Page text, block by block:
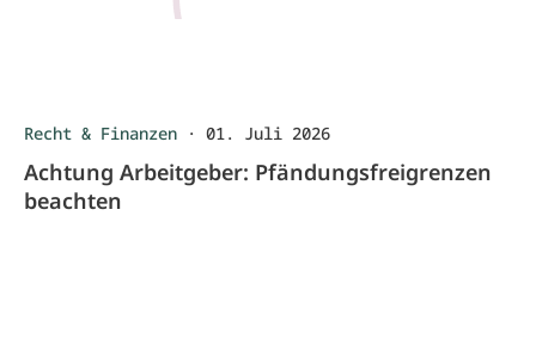
Recht & Finanzen · 01. Juli 2026
Achtung Arbeitgeber: Pfändungsfreigrenzen
beachten